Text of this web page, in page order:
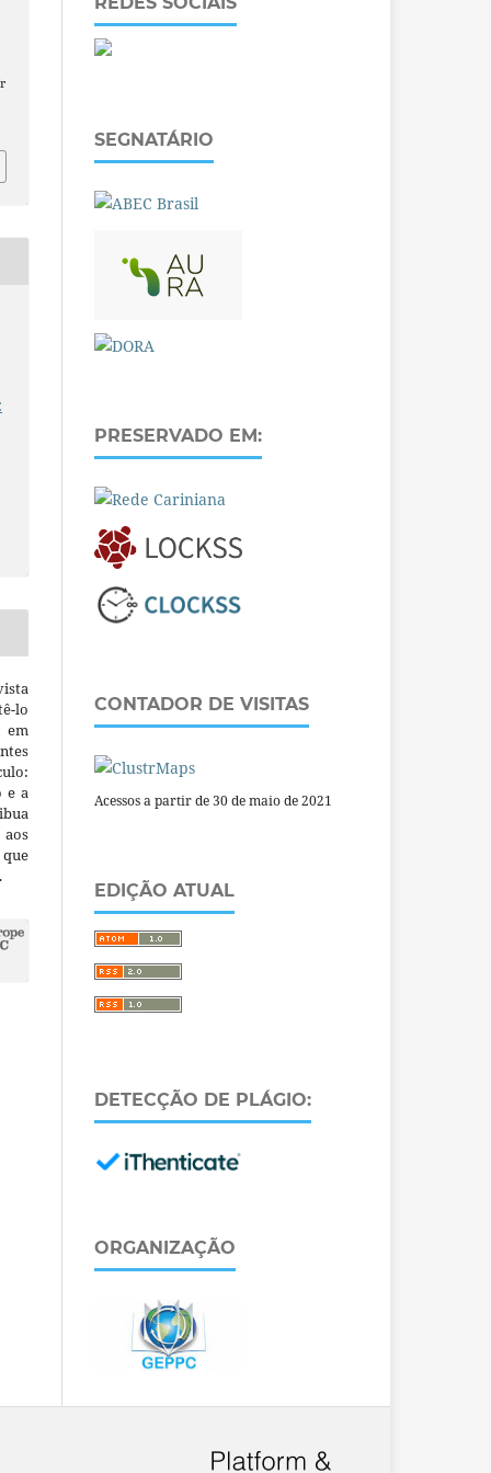
lo
em
e a
SEGNATÁRIO
PRESERVADO EM:
CONTADOR DE VISITAS
Acessos a partir de 30 de maio de 2021
EDIÇÃO ATUAL
DETECÇÃO DE PLÁGIO:
ORGANIZAÇÃO